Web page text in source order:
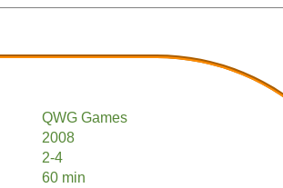
QWG Games
2008
2-4
60 min